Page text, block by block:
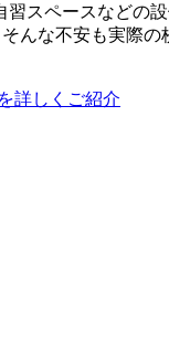
習スペースなどの
んな不安も実際の
詳しくご紹介